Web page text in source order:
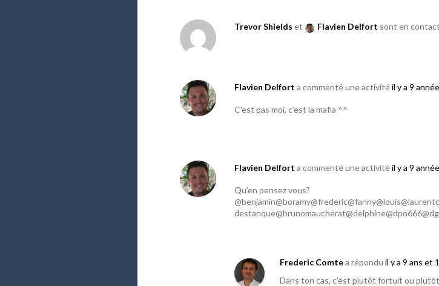
Trevor Shields et Flavien Delfort sont en contact
Flavien Delfort a commenté une activitéil y a 9
C’est pas moi, c’est la mafia ^^
Flavien Delfort a commenté une activitéil y a 9
Qu’en pensez vous?
Frederic Comtea répondu il y a 9 ans et
Dans ton cas, c’est plutôt fortuit ou